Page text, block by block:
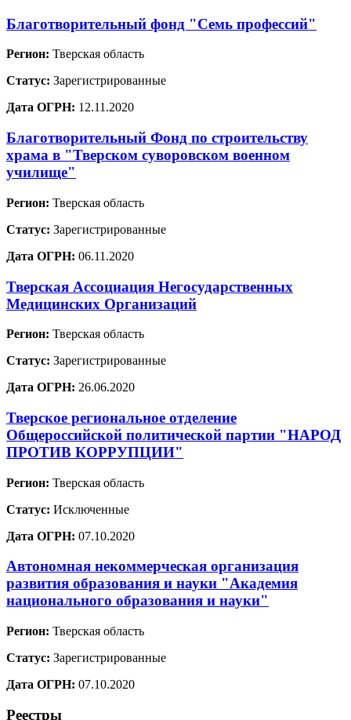
Благотворительный фонд "Семь профессий"
Регион: Тверская область
Статус: Зарегистрированные
Дата ОГРН: 12.11.2020
Благотворительный Фонд по строительству
храма в "Тверском суворовском военном
училище"
Регион: Тверская область
Статус: Зарегистрированные
Дата ОГРН: 06.11.2020
Тверская Ассоциация Негосударственных
Медицинских Организаций
Регион: Тверская область
Статус: Зарегистрированные
Дата ОГРН: 26.06.2020
Тверское региональное отделение
Общероссийской политической партии "НАРОД
ПРОТИВ КОРРУПЦИИ"
Регион: Тверская область
Статус: Исключенные
Дата ОГРН: 07.10.2020
Автономная некоммерческая организация
развития образования и науки "Академия
национального образования и науки"
Регион: Тверская область
Статус: Зарегистрированные
Дата ОГРН: 07.10.2020
Реестры